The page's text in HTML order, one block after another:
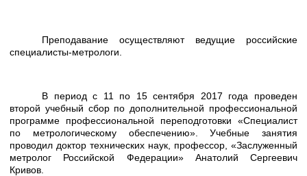
Преподавание осуществляют ведущие российские
специалисты-метрологи.
В период с 11 по 15 сентября 2017 года проведен
второй учебный сбор по дополнительной профессиональной
программе профессиональной переподготовки «Специалист
по метрологическому обеспечению». Учебные занятия
проводил доктор технических наук, профессор, «Заслуженный
метролог Российской Федерации» Анатолий Сергеевич
Кривов.